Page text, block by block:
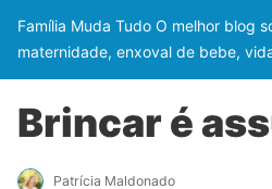
Família Muda Tudo O melhor blog
maternidade, enxoval de bebe,
Brincar é
Patrícia Maldonado